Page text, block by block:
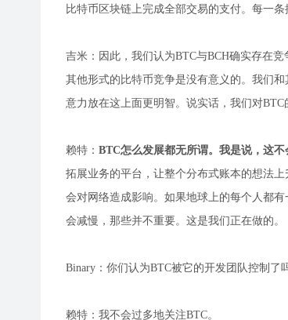
比特币区块链上完成全部交易的支付。每一
吉米：因此，我们认为BTC与BCH确实存在
其他形式的比特币竞争是没有意义的。我们
意力放在这上面更明智。说实话，我们对BTC
赖特： BTC怎么发展都无所谓。我是说，这
拓展业务的平台，让整个分布式账本的想法上
会对网络造成影响。如果地球上的每个人都
会减慢，那些并不重要。这是我们正在做的。
Binary：你们认为BTC被它的开发团队控制了
赖特：我不会过多地关注BTC。